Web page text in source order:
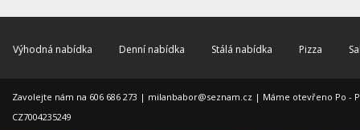
Výhodná nabídka Denní nabídka Stálá nabídka Pizza
Zavolejte nám na 606 686 273 | milanbabor@seznam.cz | Máme otevřeno Po -
CZ7004235249